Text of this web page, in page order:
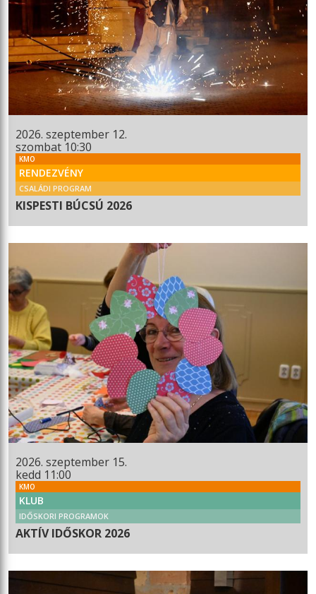
2026. szeptember 12.
szombat 10:30
KMO
RENDEZVÉNY
CSALÁDI PROGRAM
KISPESTI BÚCSÚ 2026
2026. szeptember 15.
kedd 11:00
KMO
KLUB
IDŐSKORI PROGRAMOK
AKTÍV IDŐSKOR 2026